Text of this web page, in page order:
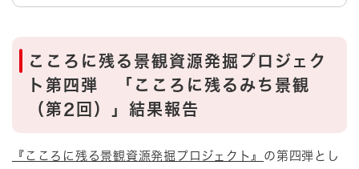
こころに残る景観資源発掘プロジェク
ト第四弾 「こころに残るみち景観
（第2回）」結果報告
『こころに残る景観資源発掘プロジェクト』 の第四弾とし